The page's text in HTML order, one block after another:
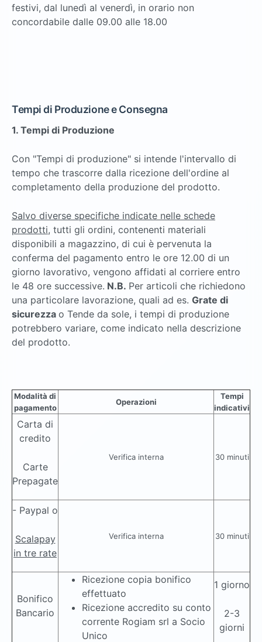
festivi, dal lunedì al venerdì, in orario non
concordabile dalle 09.00 alle 18.00
Tempi di Produzione e Consegna
1. Tempi di Produzione
Con "Tempi di produzione" si intende l'intervallo di
tempo che trascorre dalla ricezione dell'ordine al
completamento della produzione del prodotto.
Salvo diverse specifiche indicate nelle schede
prodotti, tutti gli ordini, contenenti materiali
disponibili a magazzino, di cui è pervenuta la
conferma del pagamento entro le ore 12.00 di un
giorno lavorativo, vengono affidati al corriere entro
le 48 ore successive. N.B. Per articoli che richiedono
una particolare lavorazione, quali ad es. Grate di
sicurezza o Tende da sole, i tempi di produzione
potrebbero variare, come indicato nella descrizione
del prodotto.
Modalità di
pagamento
Operazioni
Tempi
indicativi
Carta di
credito
Carte
Prepagate
Verifica interna 30 minuti
- Paypal o
Scalapay
in tre rate
Verifica interna 30 minuti
Bonifico
Bancario
Ricezione copia bonifico
effettuato
Ricezione accredito su conto
corrente Rogiam srl a Socio
Unico
1 giorno
2-3
giorni